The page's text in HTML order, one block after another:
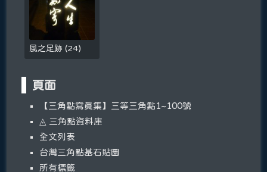
風之足跡(24)
頁面
【三角點寫真集】三等三角點1~100號
◬ 三角點資料庫
全文列表
台灣三角點基石貼圖
所有標籤